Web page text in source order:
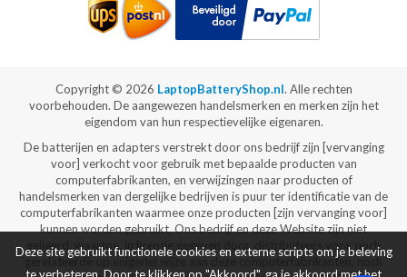
Copyright © 2026 LaptopBatteryShop.nl. Alle rechten
voorbehouden. De aangewezen handelsmerken en merken zijn het
eigendom van hun respectievelijke eigenaren.
De batterijen en adapters verstrekt door ons bedrijf zijn [vervanging
voor] verkocht voor gebruik met bepaalde producten van
computerfabrikanten, en verwijzingen naar producten of
handelsmerken van dergelijke bedrijven is puur ter identificatie van de
computerfabrikanten waarmee onze producten [zijn vervanging voor]
kunnen worden gebruikt. Ons bedrijf en deze Website zijn niet
gelieerd, waartoe, in licentie gegeven door, distributeurs voor, noch
gerelateerde op enigerlei wijze aan deze computerfabrikanten, noch
Deze site gebruikt functionele cookies en externe scripts om je beleving